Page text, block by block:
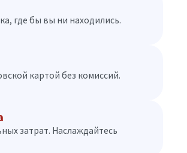
где бы вы ни находились.
картой без комиссий.
затрат. Наслаждайтесь